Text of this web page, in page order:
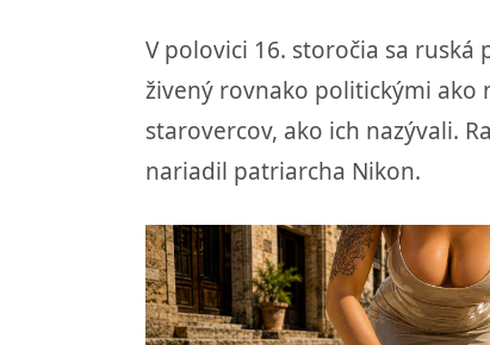
V polovici 16. storočia sa
živený rovnako politickými ako
starovercov, ako ich nazývali.
nariadil patriarcha Nikon.